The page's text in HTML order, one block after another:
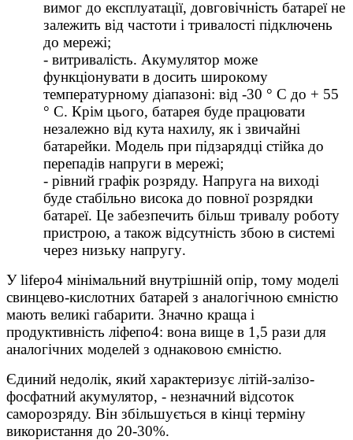
вимог до експлуатації, довговічність батареї не
залежить від частоти і тривалості підключень
до мережі;
- витривалість. Акумулятор може
функціонувати в досить широкому
температурному діапазоні: від -30 ° C до + 55
° C. Крім цього, батарея буде працювати
незалежно від кута нахилу, як і звичайні
батарейки. Модель при підзарядці стійка до
перепадів напруги в мережі;
- рівний графік розряду. Напруга на виході
буде стабільно висока до повної розрядки
батареї. Це забезпечить більш тривалу роботу
пристрою, а також відсутність збою в системі
через низьку напругу.
У lifepo4 мінімальний внутрішній опір, тому моделі
свинцево-кислотних батарей з аналогічною ємністю
мають великі габарити. Значно краща і
продуктивність ліфепо4: вона вище в 1,5 рази для
аналогічних моделей з однаковою ємністю.
Єдиний недолік, який характеризує літій-залізо-
фосфатний акумулятор, - незначний відсоток
саморозряду. Він збільшується в кінці терміну
використання до 20-30%.